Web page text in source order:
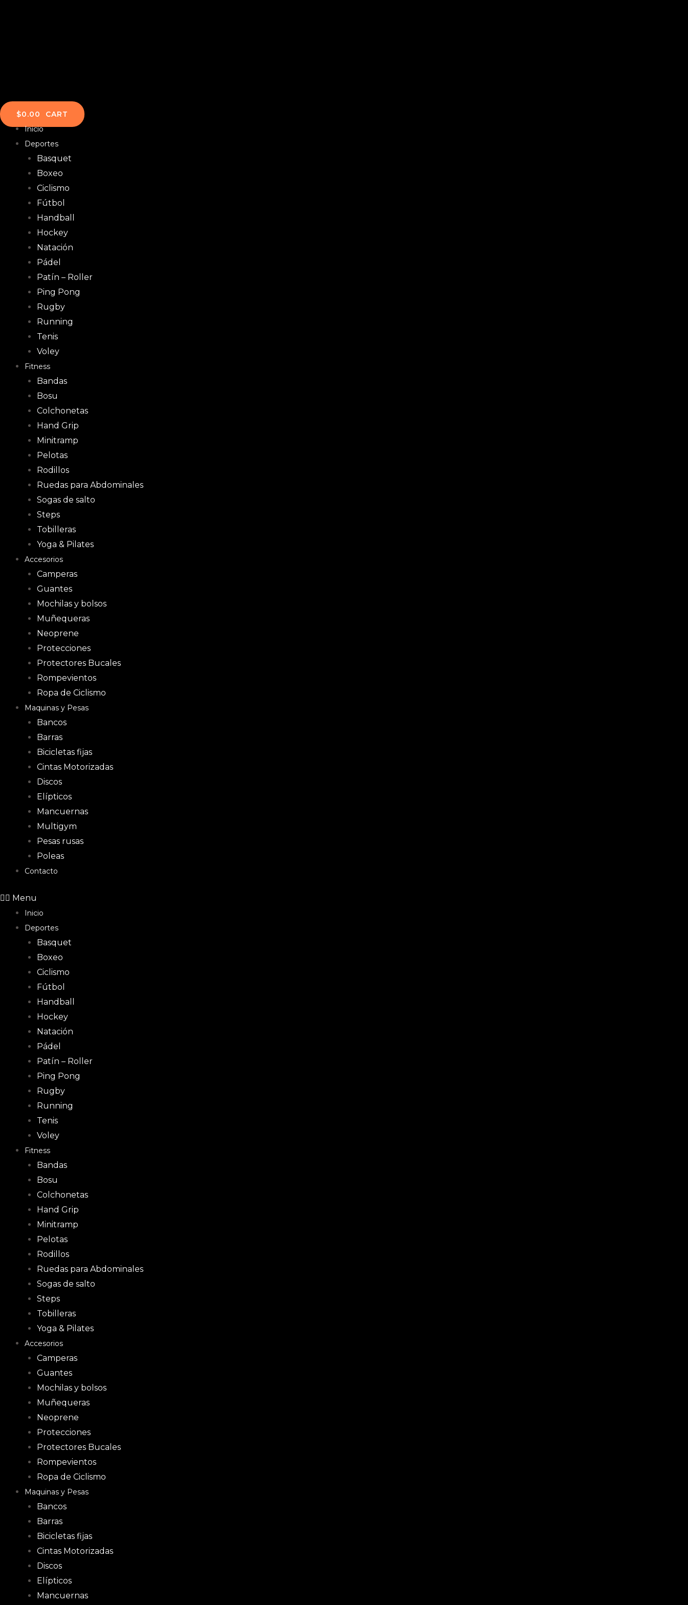
$0.00
CART
Inicio
Deportes
Basquet
Boxeo
Ciclismo
Fútbol
Handball
Hockey
Natación
Pádel
Patín – Roller
Ping Pong
Rugby
Running
Tenis
Voley
Fitness
Bandas
Bosu
Colchonetas
Hand Grip
Minitramp
Pelotas
Rodillos
Ruedas para Abdominales
Sogas de salto
Steps
Tobilleras
Yoga & Pilates
Accesorios
Camperas
Guantes
Mochilas y bolsos
Muñequeras
Neoprene
Protecciones
Protectores Bucales
Rompevientos
Ropa de Ciclismo
Maquinas y Pesas
Bancos
Barras
Bicicletas fijas
Cintas Motorizadas
Discos
Elípticos
Mancuernas
Multigym
Pesas rusas
Poleas
Contacto
Menu
Inicio
Deportes
Basquet
Boxeo
Ciclismo
Fútbol
Handball
Hockey
Natación
Pádel
Patín – Roller
Ping Pong
Rugby
Running
Tenis
Voley
Fitness
Bandas
Bosu
Colchonetas
Hand Grip
Minitramp
Pelotas
Rodillos
Ruedas para Abdominales
Sogas de salto
Steps
Tobilleras
Yoga & Pilates
Accesorios
Camperas
Guantes
Mochilas y bolsos
Muñequeras
Neoprene
Protecciones
Protectores Bucales
Rompevientos
Ropa de Ciclismo
Maquinas y Pesas
Bancos
Barras
Bicicletas fijas
Cintas Motorizadas
Discos
Elípticos
Mancuernas